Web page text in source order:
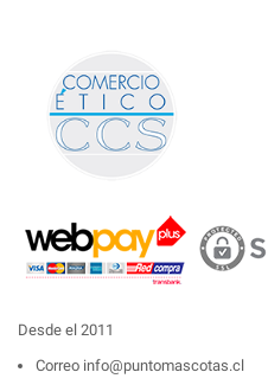
Desde el 2011
Correo info@puntomascotas.cl